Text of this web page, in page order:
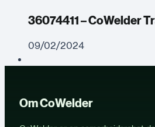
36074411 – CoWelder
09/02/2024
Om CoWelder